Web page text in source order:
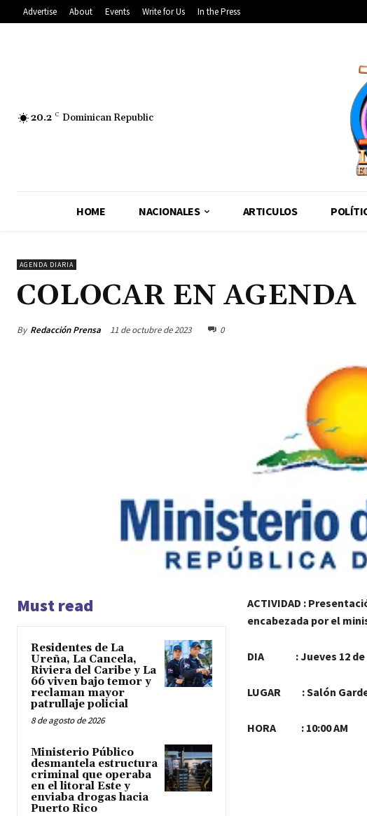
Advertise About Events Write for Us In the Press
20.2 C Dominican Republic
HOME NACIONALES ARTICULOS
AGENDA DIARIA
COLOCAR EN AGENDA
By Redacción Prensa 11 de octubre de 2023 0
Must read
Residentes de La
Ureña, La Cancela,
Riviera del Caribe y La
66 viven bajo temor y
reclaman mayor
patrullaje policial
8 de agosto de 2026
Ministerio Público
desmantela estructura
criminal que operaba
en el litoral Este y
enviaba drogas hacia
Puerto Rico
ACTIVIDAD :
encabezada por el
DIA : Jueves 12 de
LUGAR : Salón
HORA : 10:00 AM